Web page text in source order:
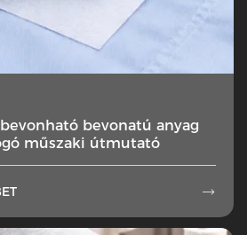
bevonatú anyag
műszaki útmutató
